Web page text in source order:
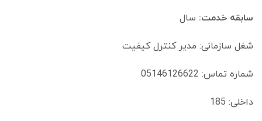
سابقه خدمت: سال
شغل سازمانی: مدیر کنترل کیفیت
شماره تماس: 05146126622
داخلی: 185